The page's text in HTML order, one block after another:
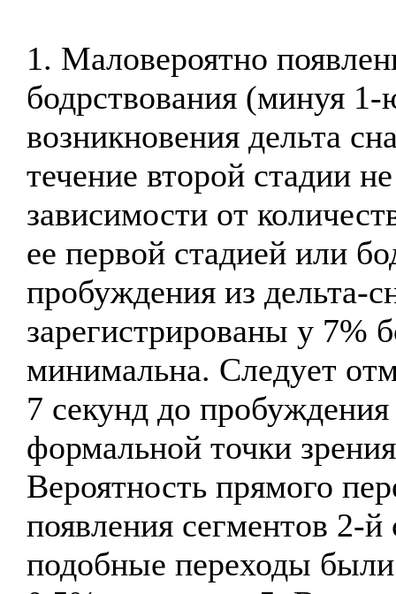
1. Маловероятно
бодрствования (минуя
возникновения дельта
течение второй стадии
зависимости от
ее первой стадией или
пробуждения из дельта-
зарегистрированы у 7%
минимальна. Следует
7 секунд до
формальной точки
Вероятность прямого
появления сегментов 2-
подобные переходы